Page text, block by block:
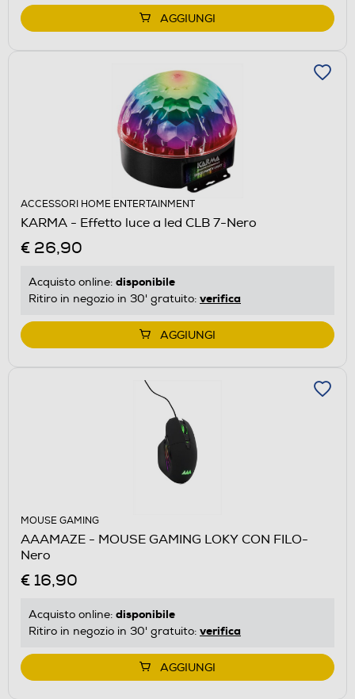
AGGIUNGI
ACCESSORI HOME ENTERTAINMENT
KARMA - Effetto luce a led CLB 7-Nero
€ 26,90
Acquisto online: disponibile
Ritiro in negozio in 30' gratuito: verifica
AGGIUNGI
MOUSE GAMING
AAAMAZE - MOUSE GAMING LOKY CON FILO-
Nero
€ 16,90
Acquisto online: disponibile
Ritiro in negozio in 30' gratuito: verifica
AGGIUNGI